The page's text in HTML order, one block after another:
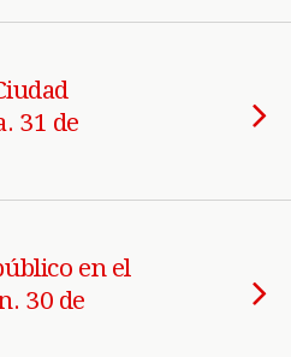
31 de
en el
30 de